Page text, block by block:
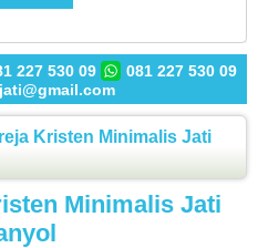
227 530 09
081 227 530 09
Kristen Minimalis Jati
Minimalis Jati